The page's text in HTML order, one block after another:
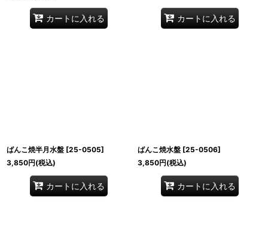
カートに入れる カートに入れる
ばんこ焼半月水盤 [25-0505]
3,850円(税込)
カートに入れる
ばんこ焼水盤 [25-0506]
3,850円(税込)
カートに入れる